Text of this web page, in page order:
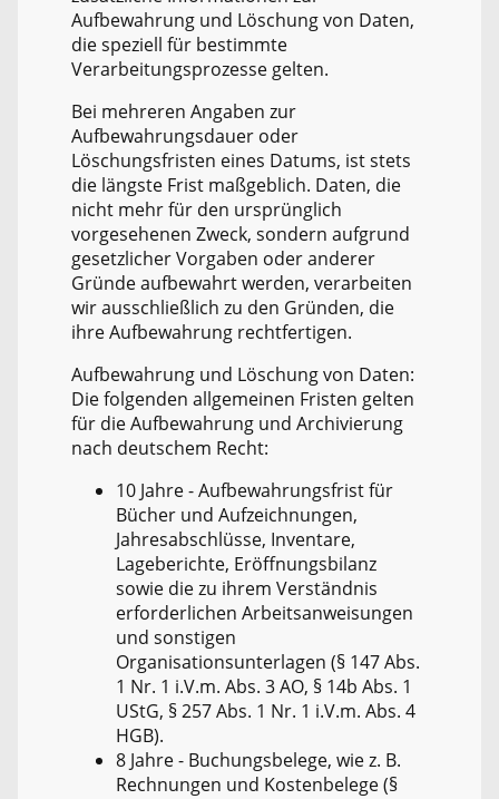
Aufbewahrung und Löschung von Daten,
die speziell für bestimmte
Verarbeitungsprozesse gelten.
Bei mehreren Angaben zur
Aufbewahrungsdauer oder
Löschungsfristen eines Datums, ist stets
die längste Frist maßgeblich. Daten, die
nicht mehr für den ursprünglich
vorgesehenen Zweck, sondern aufgrund
gesetzlicher Vorgaben oder anderer
Gründe aufbewahrt werden, verarbeiten
wir ausschließlich zu den Gründen, die
ihre Aufbewahrung rechtfertigen.
Aufbewahrung und Löschung von Daten:
Die folgenden allgemeinen Fristen gelten
für die Aufbewahrung und Archivierung
nach deutschem Recht:
10 Jahre - Aufbewahrungsfrist für
Bücher und Aufzeichnungen,
Jahresabschlüsse, Inventare,
Lageberichte, Eröffnungsbilanz
sowie die zu ihrem Verständnis
erforderlichen Arbeitsanweisungen
und sonstigen
Organisationsunterlagen (§ 147 Abs.
1 Nr. 1 i.V.m. Abs. 3 AO, § 14b Abs. 1
UStG, § 257 Abs. 1 Nr. 1 i.V.m. Abs. 4
HGB).
8 Jahre - Buchungsbelege, wie z. B.
Rechnungen und Kostenbelege (§